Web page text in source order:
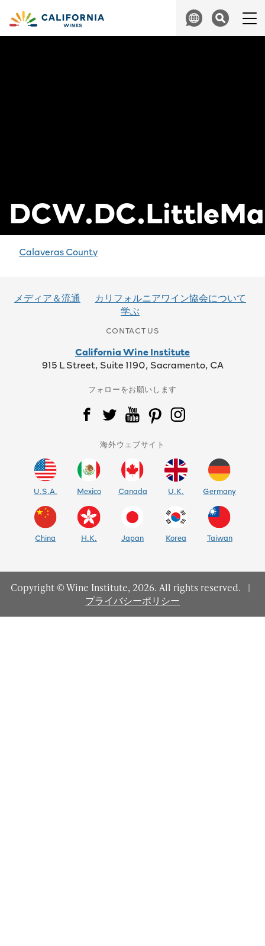
Search
投
ナ
Calaveras County
メディア＆流通
カリフォルニアワイン協会について
学ぶ
CONTACT US
California Wine Institute
915 L Street, Suite 1190, Sacramento, CA
フォローをお願いします
海外ウェブサイト
U.S.A. Mexico Canada U.K. Germany
China H.K. Japan Korea Taiwan
Copyright © Wine Institute, 2026. All rights reserved.
|
プライバシーポリシー